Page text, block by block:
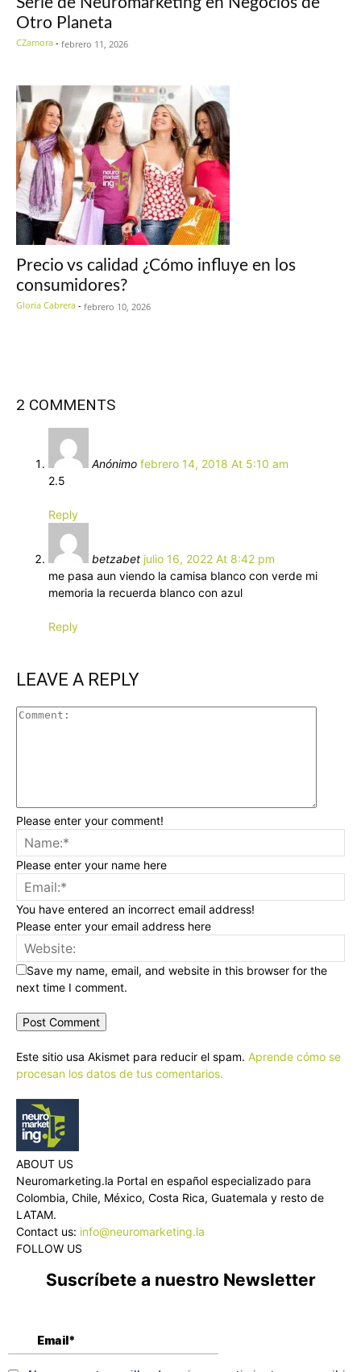
Otro Planeta
CZamora - febrero 11, 2026
Precio vs calidad ¿Cómo influye en los
consumidores?
Gloria Cabrera - febrero 10, 2026
2 COMMENTS
Anónimo febrero 14, 2018 At 5:10 am
2.5
Reply
betzabet julio 16, 2022 At 8:42 pm
me pasa aun viendo la camisa blanco con verde mi
memoria la recuerda blanco con azul
Reply
LEAVE A REPLY
Please enter your comment!
Please enter your name here
You have entered an incorrect email address!
Please enter your email address here
Save my name, email, and website in this browser for the
next time I comment.
Este sitio usa Akismet para reducir el spam. Aprende cómo se
procesan los datos de tus comentarios.
ABOUT US
Neuromarketing.la Portal en español especializado para
Colombia, Chile, México, Costa Rica, Guatemala y resto de
LATAM.
Contact us: info@neuromarketing.la
FOLLOW US
Suscríbete a nuestro Newsletter